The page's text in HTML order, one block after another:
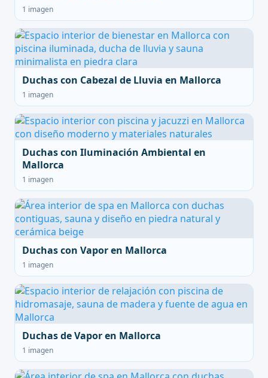
1 imagen
Duchas con Cabezal de Lluvia en Mallorca
1 imagen
Duchas con Iluminación Ambiental en
Mallorca
1 imagen
Duchas con Vapor en Mallorca
1 imagen
Duchas de Vapor en Mallorca
1 imagen